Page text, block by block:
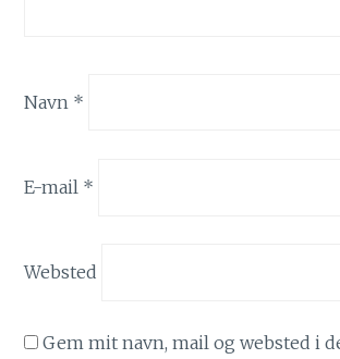
Navn *
E-mail *
Websted
Gem mit navn, mail og websted i